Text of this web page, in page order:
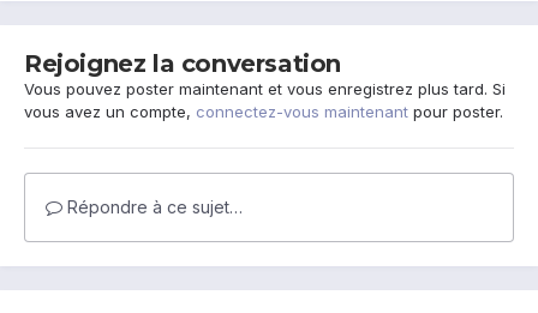
Rejoignez la conversation
Vous pouvez poster maintenant et vous enregistrez plus tard. Si
vous avez un compte, connectez-vous maintenant pour poster.
Répondre à ce sujet…